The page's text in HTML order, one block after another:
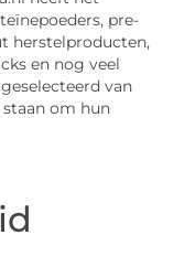
pre-
herstelproducten,
en nog veel
van
om hun